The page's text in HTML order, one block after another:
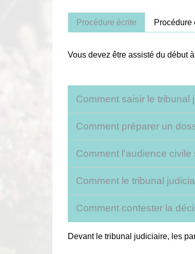
Procédure écrite Procédure
Vous devez être assisté du début
Comment saisir le tribunal
Comment préparer un
Comment l'audience
Comment le tribunal
Comment contester la
Devant le tribunal judiciaire, les